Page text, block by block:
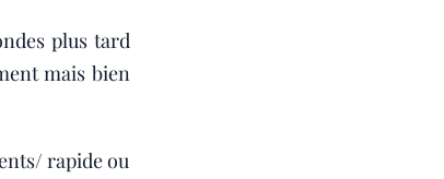
plus tard
mais bien
rapide ou